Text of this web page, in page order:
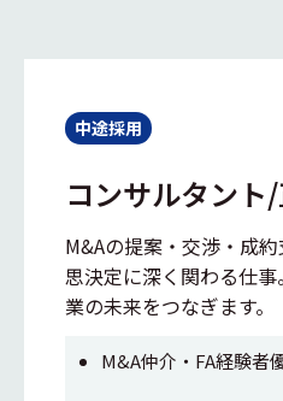
中途採用
コンサルタント
M&Aの提案・交渉・成
思決定に深く関わる仕
業の未来をつなぎます。
M&A仲介・FA経験者